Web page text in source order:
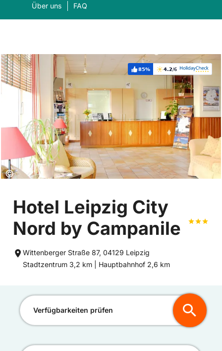
Über uns FAQ
Was suchen Sie?
Weiterempfehlung:
85% Bewertung:
4.2/6
Copyright:
©
Hotel Leipzig City
Nord by Campanile
Wittenberger Straße 87, 04129 Leipzig
Entfernung
Stadtzentrum 3,2 km | Entfernung
Hauptbahnhof 2,6 km
Verfügbarkeiten prüfen